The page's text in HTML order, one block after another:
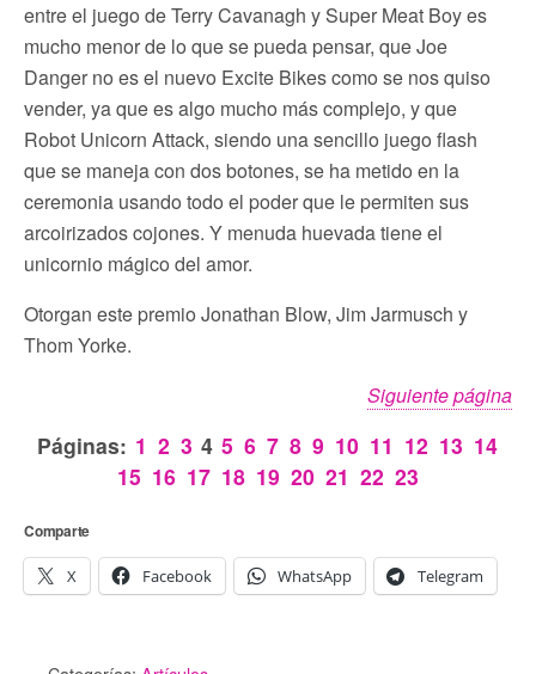
entre el juego de Terry Cavanagh y Super Meat Boy es
mucho menor de lo que se pueda pensar, que Joe
Danger no es el nuevo Excite Bikes como se nos quiso
vender, ya que es algo mucho más complejo, y que
Robot Unicorn Attack, siendo una sencillo juego flash
que se maneja con dos botones, se ha metido en la
ceremonia usando todo el poder que le permiten sus
arcoirizados cojones. Y menuda huevada tiene el
unicornio mágico del amor.
Otorgan este premio Jonathan Blow, Jim Jarmusch y
Thom Yorke.
Siguiente página
Páginas: 1 2 3 4 5 6 7 8 9 10 11 12 13 14
15 16 17 18 19 20 21 22 23
Comparte
X Facebook WhatsApp Telegram